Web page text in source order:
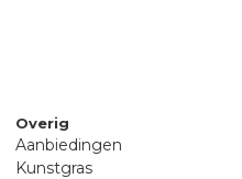
Overig
Aanbiedingen
Kunstgras